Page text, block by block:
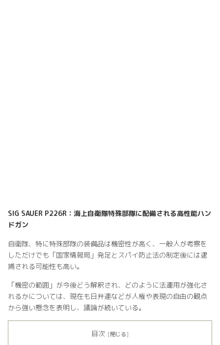
SIG SAUER P226R：海上自衛隊特殊部隊に配備される高性能ハン
ドガン
自衛隊、特に特殊部隊の装備品は機密性が高く、一般人が考察を
しただけでも「国家情報局」発足とスパイ防止法の制定後には逮
捕される可能性も高い。
「機密の範囲」が今後どう解釈され、どのように法運用が強化さ
れるかについては、現在も日弁連などが人権や表現の自由の観点
から強い懸念を表明し、議論が続いている。
目次